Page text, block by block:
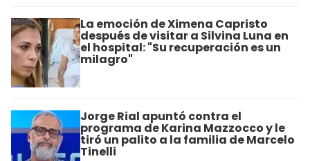
La emoción de Ximena Capristo
después de visitar a Silvina Luna en
el hospital: "Su recuperación es un
milagro"
Jorge Rial apuntó contra el
programa de Karina Mazzocco y le
tiró un palito a la familia de Marcelo
Tinelli